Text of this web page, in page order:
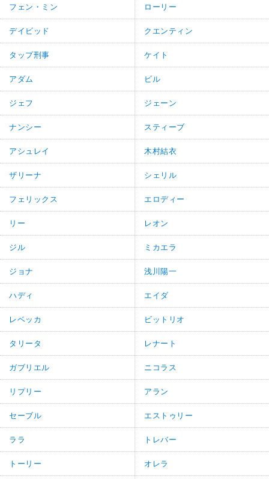
フェン・ミン ローリー
デイビッド クエンティン
タップ刑事 ケイト
アダム ビル
ジェフ ジェーン
ナンシー スティーブ
アシュレイ 木村結衣
ザリーナ シェリル
フェリックス エロディー
リー レオン
ジル ミカエラ
ジョナ 浅川陽一
ハディ エイダ
レベッカ ビットリオ
タリータ レナート
ガブリエル ニコラス
リプリー アラン
セーブル エストゥリー
ララ トレバー
トーリー オレラ